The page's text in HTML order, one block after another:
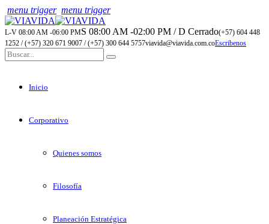
menu trigger menu trigger
L-V 08:00 AM -06:00 PMS 08:00 AM -02:00 PM / D Cerrado(+57) 604 448
1252 / (+57) 320 671 9007 / (+57) 300 644 5757viavida@viavida.com.coEscribenos
Inicio
Corporativo
Quienes somos
Filosofía
Planeación Estratégica